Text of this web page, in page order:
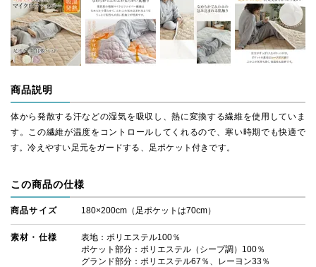
商品説明
体から発散する汗などの湿気を吸収し、熱に変換する繊維を使用していま
す。この繊維が温度をコントロールしてくれるので、寒い時期でも快適で
す。冷えやすい足元をガードする、足ポケット付きです。
この商品の仕様
商品サイズ 180×200cm（足ポケットは70cm）
素材・仕様
表地：ポリエステル100％
ポケット部分：ポリエステル（シープ調）100％
グランド部分：ポリエステル67％、レーヨン33％